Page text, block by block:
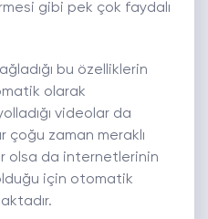
gibi pek çok faydalı
bu özelliklerin
olarak
videolar da
çoğu zaman meraklı
olsa da internetlerinin
için otomatik